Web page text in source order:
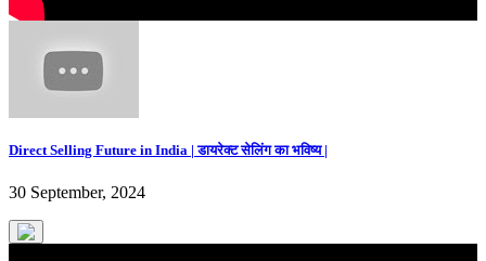
Direct Selling Future in India | डायरेक्ट सेलिंग का भविष्य |
30 September, 2024